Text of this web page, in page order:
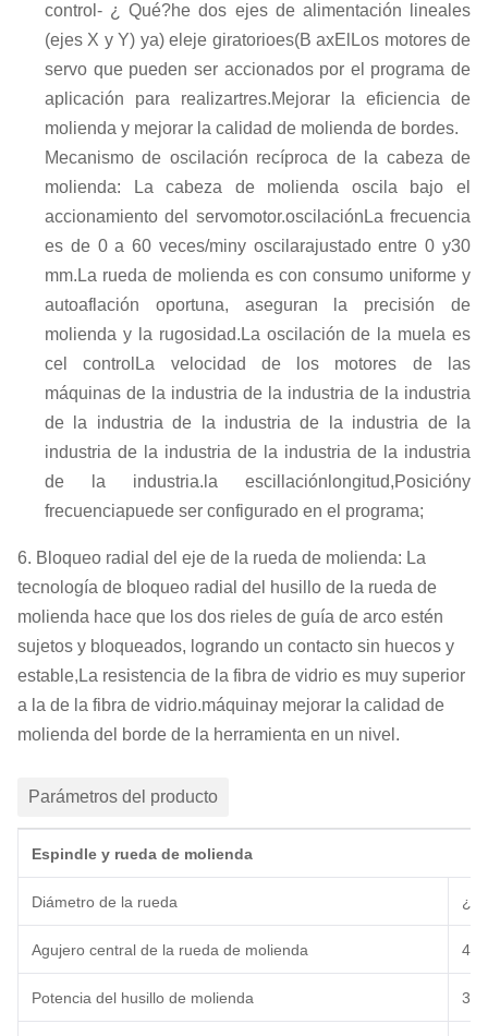
control - ¿ Qué?he dos ejes de alimentación lineales
(ejes X y Y) ya) eleje giratorioes(B axEl Los motores de
servo que pueden ser accionados por el programa de
aplicación para realizartres.Mejorar la eficiencia de
molienda y mejorar la calidad de molienda de bordes.
Mecanismo de oscilación recíproca de la cabeza de
molienda: La cabeza de molienda oscila bajo el
accionamiento del servomotor.oscilación La frecuencia
es de 0 a 60 veces/miny oscilarajustado entre 0 y30
mm. La rueda de molienda es con consumo uniforme y
autoaflación oportuna, aseguran la precisión de
molienda y la rugosidad. La oscilación de la muela es
cel control La velocidad de los motores de las
máquinas de la industria de la industria de la industria
de la industria de la industria de la industria de la
industria de la industria de la industria de la industria
de la industria. la escillación longitud,Posicióny
frecuenciapuede ser configurado en el programa;
6. Bloqueo radial del eje de la rueda de molienda: La
tecnología de bloqueo radial del husillo de la rueda de
molienda hace que los dos rieles de guía de arco estén
sujetos y bloqueados, logrando un contacto sin huecos y
estable,La resistencia de la fibra de vidrio es muy superior
a la de la fibra de vidrio.máquinay mejorar la calidad de
molienda del borde de la herramienta en un nivel.
Parámetros del producto
Espindle y rueda de molienda
Diámetro de la rueda
Agujero central de la rueda de molienda 40
Potencia del husillo de molienda 3